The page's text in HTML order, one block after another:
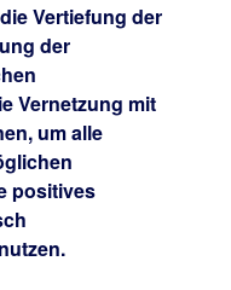
Vertiefung der
der
Vernetzung mit
um alle
positives